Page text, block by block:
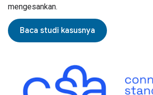
mengesankan.
Baca studi kasusnya